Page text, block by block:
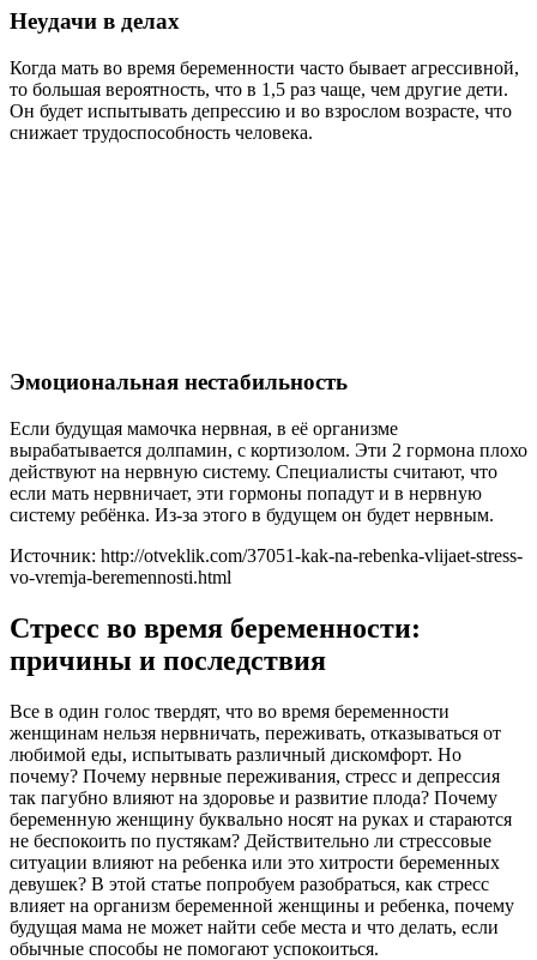
Неудачи в делах
Когда мать во время беременности часто бывает агрессивной,
то большая вероятность, что в 1,5 раз чаще, чем другие дети.
Он будет испытывать депрессию и во взрослом возрасте, что
снижает трудоспособность человека.
Эмоциональная нестабильность
Если будущая мамочка нервная, в её организме
вырабатывается долпамин, с кортизолом. Эти 2 гормона плохо
действуют на нервную систему. Специалисты считают, что
если мать нервничает, эти гормоны попадут и в нервную
систему ребёнка. Из-за этого в будущем он будет нервным.
Источник: http://otveklik.com/37051-kak-na-rebenka-vlijaet-stress-
vo-vremja-beremennosti.html
Стресс во время беременности:
причины и последствия
Все в один голос твердят, что во время беременности
женщинам нельзя нервничать, переживать, отказываться от
любимой еды, испытывать различный дискомфорт. Но
почему? Почему нервные переживания, стресс и депрессия
так пагубно влияют на здоровье и развитие плода? Почему
беременную женщину буквально носят на руках и стараются
не беспокоить по пустякам? Действительно ли стрессовые
ситуации влияют на ребенка или это хитрости беременных
девушек? В этой статье попробуем разобраться, как стресс
влияет на организм беременной женщины и ребенка, почему
будущая мама не может найти себе места и что делать, если
обычные способы не помогают успокоиться.